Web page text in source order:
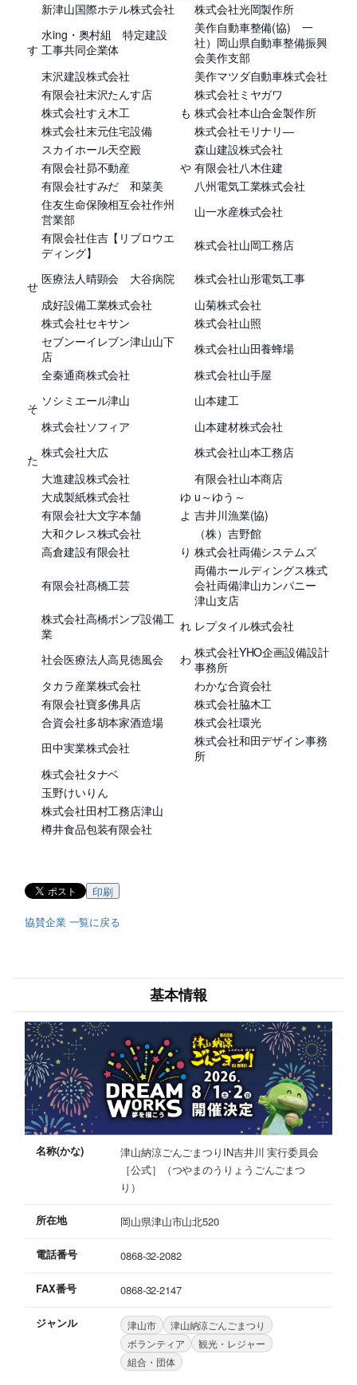
新津山国際ホテル株式会社
株式会社光岡製作所
す
水ing・奥村組 特定建設
工事共同企業体
美作自動車整備(協) 一
社）岡山県自動車整備振興
会美作支部
末沢建設株式会社
美作マツダ自動車株式会社
有限会社末沢たんす店
株式会社ミヤガワ
株式会社すえ木工
も 株式会社本山合金製作所
株式会社末元住宅設備
株式会社モリナリ―
スカイホール天空殿
森山建設株式会社
有限会社昴不動産
や 有限会社八木住建
有限会社すみだ 和菜美
八州電気工業株式会社
住友生命保険相互会社作州
営業部
山一水産株式会社
有限会社住吉【リブロウエ
ディング】
株式会社山岡工務店
せ 医療法人晴顕会 大谷病院
株式会社山形電気工事
成好設備工業株式会社
山菊株式会社
株式会社セキサン
株式会社山照
セブンーイレブン津山山下
店
株式会社山田養蜂場
全秦通商株式会社
株式会社山手屋
そ ソシミエール津山
山本建工
株式会社ソフィア
山本建材株式会社
た 株式会社大広
株式会社山本工務店
大進建設株式会社
有限会社山本商店
大成製紙株式会社
ゆ u～ゆう～
有限会社大文字本舗
よ 吉井川漁業(協)
大和クレス株式会社
（株）吉野館
高倉建設有限会社
り 株式会社両備システムズ
有限会社髙橋工芸
両備ホールディングス株式
会社両備津山カンパニー
津山支店
株式会社高橋ポンプ設備工
業
れ レプタイル株式会社
社会医療法人高見徳風会 わ 株式会社YHO企画設備設計
事務所
タカラ産業株式会社
わかな合資会社
有限会社寶多佛具店
株式会社脇木工
合資会社多胡本家酒造場
株式会社環光
田中実業株式会社
株式会社和田デザイン事務
所
株式会社タナベ
玉野けいりん
株式会社田村工務店津山
樽井食品包装有限会社
印刷
協賛企業 一覧に戻る
基本情報
名称(かな)
津山納涼ごんごまつりIN吉井川 実行委員会
［公式］（つやまのうりょうごんごまつ
り）
所在地 岡山県津山市山北520
電話番号 0868-32-2082
FAX番号 0868-32-2147
ジャンル 津山市
津山納涼ごんごまつり
ボランティア
観光・レジャー
組合・団体